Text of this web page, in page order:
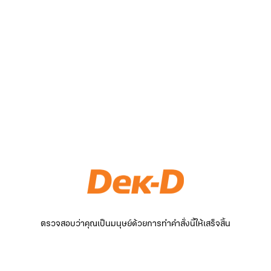
ตรวจสอบว่าคุณเป็นมนุษย์ด้วยการทำคำสั่งนี้ให้เสร็จสิ้น